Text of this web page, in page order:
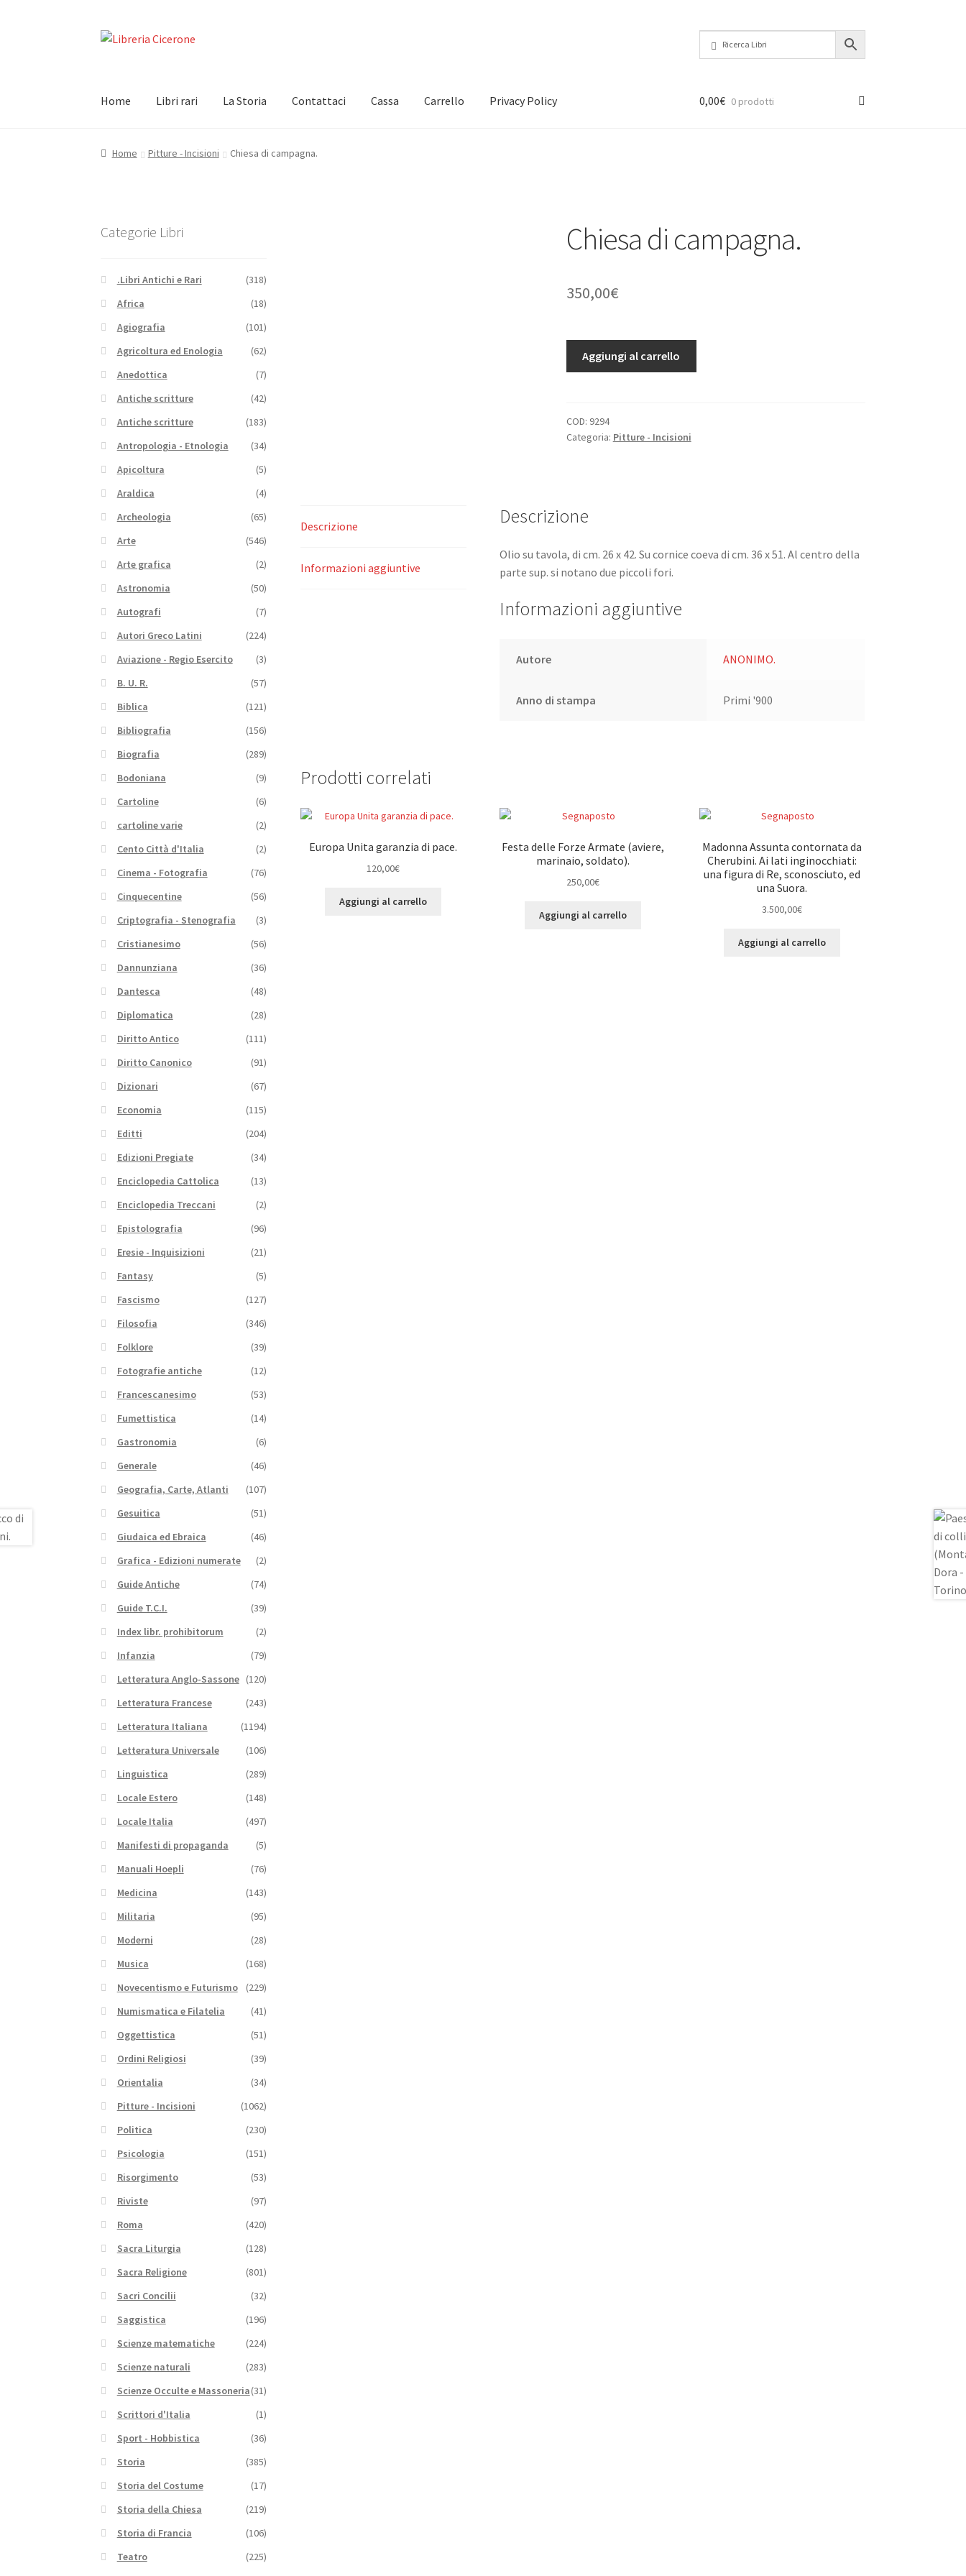
Vai
Vai
Home
Libri rari La Storia Contattaci Cassa Carrello Privacy Policy 0,00€ 0 prodotti
Home Pitture - Incisioni Chiesa di campagna.
Chiesa di campagna.
350,00€
Aggiungi al carrello
COD: 9294
Categoria: Pitture - Incisioni
Descrizione
Informazioni aggiuntive
Descrizione
Olio su tavola, di cm. 26 x 42. Su cornice coeva di cm. 36 x 51. Al centro della
parte sup. si notano due piccoli fori.
Informazioni aggiuntive
Autore ANONIMO.
Anno di stampa Primi '900
Prodotti correlati
Europa Unita garanzia di pace.
120,00€
Aggiungi al carrello
Festa delle Forze Armate (aviere,
marinaio, soldato).
250,00€
Aggiungi al carrello
Madonna Assunta contornata da
Cherubini. Ai lati inginocchiati:
una figura di Re, sconosciuto, ed
una Suora.
3.500,00€
Aggiungi al carrello
Categorie Libri
.Libri Antichi e Rari
(318)
Africa
(18)
Agiografia
(101)
Agricoltura ed Enologia
(62)
Anedottica
(7)
Antiche scritture
(42)
Antiche scritture
(183)
Antropologia - Etnologia
(34)
Apicoltura
(5)
Araldica
(4)
Archeologia
(65)
Arte
(546)
Arte grafica
(2)
Astronomia
(50)
Autografi
(7)
Autori Greco Latini
(224)
Aviazione - Regio Esercito
(3)
B. U. R.
(57)
Biblica
(121)
Bibliografia
(156)
Biografia
(289)
Bodoniana
(9)
Cartoline
(6)
cartoline varie
(2)
Cento Città d'Italia
(2)
Cinema - Fotografia
(76)
Cinquecentine
(56)
Criptografia - Stenografia
(3)
Cristianesimo
(56)
Dannunziana
(36)
Dantesca
(48)
Diplomatica
(28)
Diritto Antico
(111)
Diritto Canonico
(91)
Dizionari
(67)
Economia
(115)
Editti
(204)
Edizioni Pregiate
(34)
Enciclopedia Cattolica
(13)
Enciclopedia Treccani
(2)
Epistolografia
(96)
Eresie - Inquisizioni
(21)
Fantasy
(5)
Fascismo
(127)
Filosofia
(346)
Folklore
(39)
Fotografie antiche
(12)
Francescanesimo
(53)
Fumettistica
(14)
Gastronomia
(6)
Generale
(46)
Geografia, Carte, Atlanti
(107)
Gesuitica
(51)
Giudaica ed Ebraica
(46)
Grafica - Edizioni numerate
(2)
Guide Antiche
(74)
Guide T.C.I.
(39)
Index libr. prohibitorum
(2)
Infanzia
(79)
Letteratura Anglo-Sassone (120)
Letteratura Francese
(243)
Letteratura Italiana
(1194)
Letteratura Universale
(106)
Linguistica
(289)
Locale Estero
(148)
Locale Italia
(497)
Manifesti di propaganda
(5)
Manuali Hoepli
(76)
Medicina
(143)
Militaria
(95)
Moderni
(28)
Musica
(168)
Novecentismo e Futurismo
(229)
Numismatica e Filatelia
(41)
Oggettistica
(51)
Ordini Religiosi
(39)
Orientalia
(34)
Pitture - Incisioni
(1062)
Politica
(230)
Psicologia
(151)
Risorgimento
(53)
Riviste
(97)
Roma
(420)
Sacra Liturgia
(128)
Sacra Religione
(801)
Sacri Concilii
(32)
Saggistica
(196)
Scienze matematiche
(224)
Scienze naturali
(283)
Scienze Occulte e Massoneria(31)
Scrittori d'Italia
(1)
Sport - Hobbistica
(36)
Storia
(385)
Storia del Costume
(17)
Storia della Chiesa
(219)
Storia di Francia
(106)
Teatro
(225)